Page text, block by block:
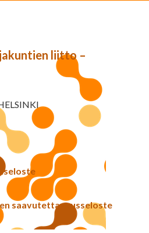
liitto –
saavutettavuusseloste